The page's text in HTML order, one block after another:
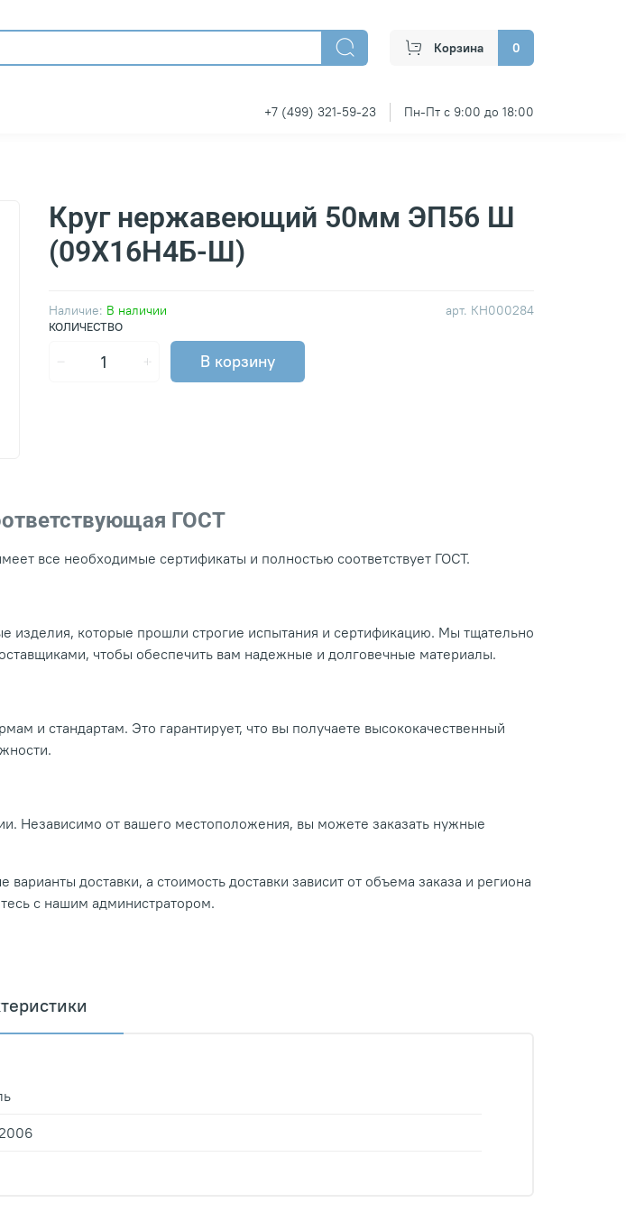
Корзина 0
+7 (499) 321-59-23 Пн-Пт с 9:00 до 18:00
арт. КН000284
Наличие: В наличии
Круг нержавеющий 50мм ЭП56 Ш
(09Х16Н4Б-Ш)
КОЛИЧЕСТВО
В корзину
ГОСТ
все необходимые сертификаты и полностью соответствует ГОСТ.
изделия, которые прошли строгие испытания и сертификацию. Мы тщательно
чтобы обеспечить вам надежные и долговечные материалы.
и стандартам. Это гарантирует, что вы получаете высококачественный
Независимо от вашего местоположения, вы можете заказать нужные
доставки, а стоимость доставки зависит от объема заказа и региона
с нашим администратором.